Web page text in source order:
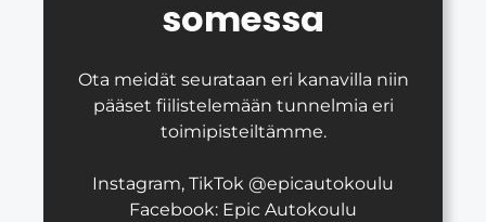
somessa
Ota meidät seurataan eri kanavilla niin
pääset fiilistelemään tunnelmia eri
toimipisteiltämme.
Instagram, TikTok @epicautokoulu
Facebook: Epic Autokoulu